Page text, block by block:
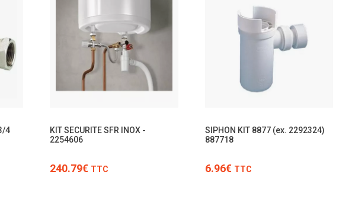
TTC
4
KIT SECURITE SFR INOX -
2254606
240.79€ TTC
SIPHON KIT 8877 (ex. 2292324)
887718
6.96€ TTC